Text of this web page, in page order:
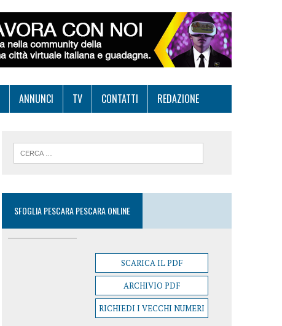
ANNUNCI TV CONTATTI REDAZIONE
SFOGLIA PESCARA PESCARA ONLINE
SCARICA IL PDF
ARCHIVIO PDF
RICHIEDI I VECCHI NUMERI